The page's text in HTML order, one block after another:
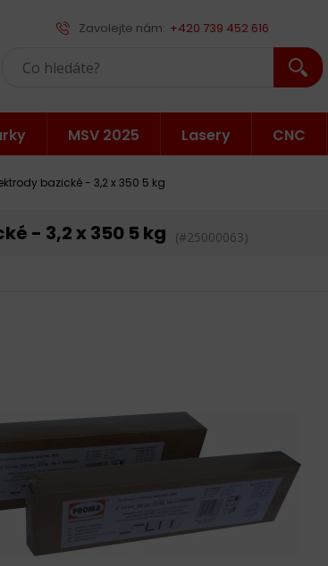
Zavolejte nám: +420 739 452 616
MSV 2025 Lasery CNC
bazické - 3,2 x 350 5 kg
- 3,2 x 350 5 kg (#25000063)